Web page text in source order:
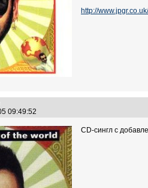
http://
09:49:52
CD-сингл с